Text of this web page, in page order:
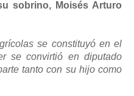
sobrino, Moisés Arturo
se constituyó en el
se convirtió en diputado
tanto con su hijo como